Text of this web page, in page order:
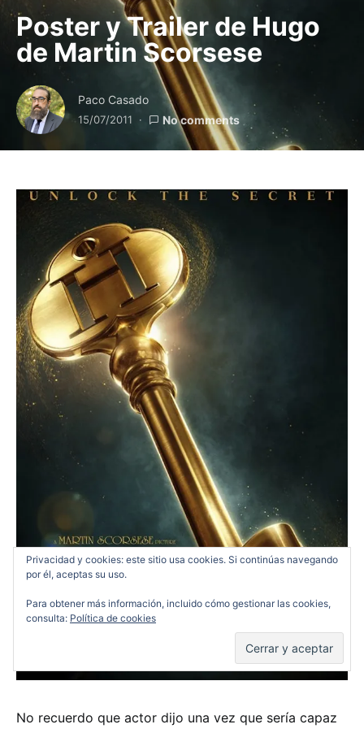
Poster y Trailer de Hugo
de Martin Scorsese
Paco Casado
15/07/2011 No comments
No recuerdo que actor dijo una vez que sería capaz
Privacidad y cookies: este sitio usa cookies. Si continúas navegando
por él, aceptas su uso.
Para obtener más información, incluido cómo gestionar las cookies,
consulta: Política de cookies